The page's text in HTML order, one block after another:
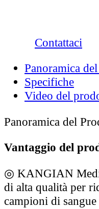
Contattaci
Panoramica
Specifiche
Video del
Panoramica del
Vantaggio del
◎ KANGIAN
di alta qualità per
campioni di